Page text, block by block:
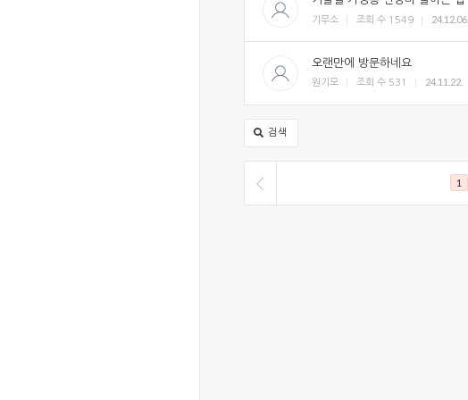
기무소
조회 수 1549 24.12.06.
오랜만에 방문하네요
원기모 조회 수 531 24.11.22.
검색
1